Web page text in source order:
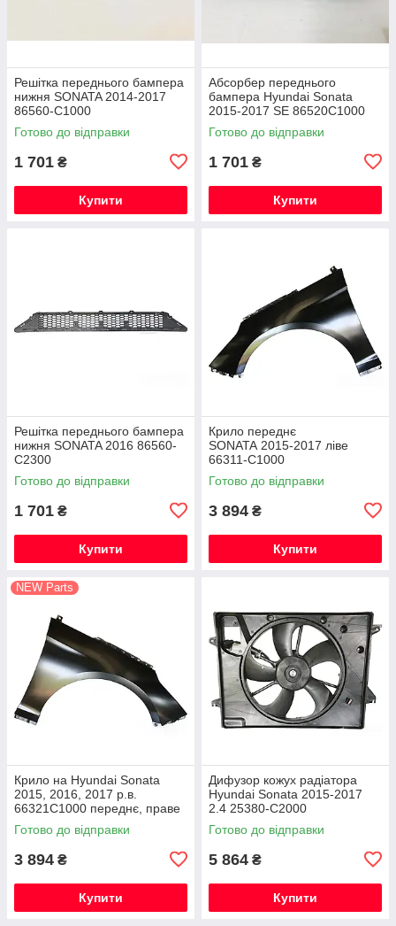
Решітка переднього бампера
нижня SONATA 2014-2017
86560-C1000
Готово до відправки
1 701 ₴
Купити
Абсорбер переднього
бампера Hyundai Sonata
2015-2017 SE 86520C1000
Готово до відправки
1 701 ₴
Купити
Решітка переднього бампера
нижня SONATA 2016 86560-
C2300
Готово до відправки
1 701 ₴
Купити
Крило переднє
SONATA 2015-2017 ліве
66311-C1000
Готово до відправки
3 894 ₴
Купити
NEW Parts
Крило на Hyundai Sonata
2015, 2016, 2017 р.в.
66321C1000 переднє, праве
крило на Хендай Соната
2015-17
Готово до відправки
3 894 ₴
Купити
Дифузор кожух радіатора
Hyundai Sonata 2015-2017
2.4 25380-C2000
Готово до відправки
5 864 ₴
Купити